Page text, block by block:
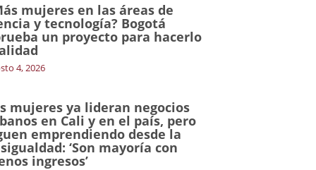
mujeres en las áreas de
y tecnología? Bogotá
un proyecto para hacerlo
4, 2026
mujeres ya lideran negocios
en Cali y en el país, pero
emprendiendo desde la
‘Son mayoría con
ingresos’